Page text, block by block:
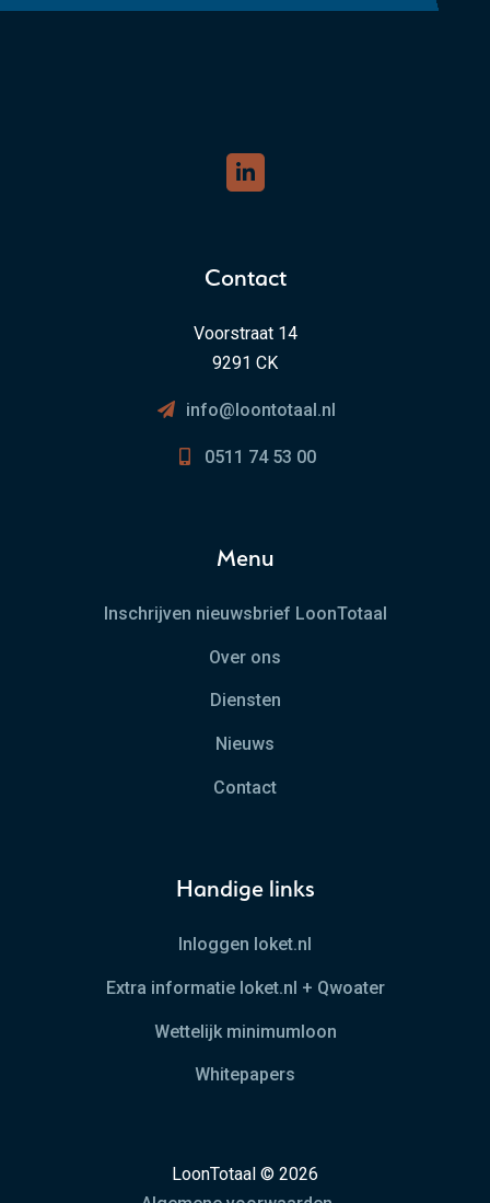
Contact
Voorstraat 14
9291 CK
info@loontotaal.nl
0511 74 53 00
Menu
Inschrijven nieuwsbrief LoonTotaal
Over ons
Diensten
Nieuws
Contact
Handige links
Inloggen loket.nl
Extra informatie loket.nl + Qwoater
Wettelijk minimumloon
Whitepapers
LoonTotaal © 2026